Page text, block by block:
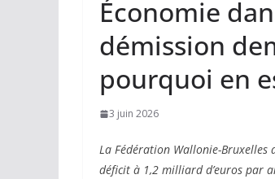
Économie
démission
pourquoi en
3 juin 2026
La Fédération Wallonie-Bruxelles
déficit à 1,2 milliard d’euros par